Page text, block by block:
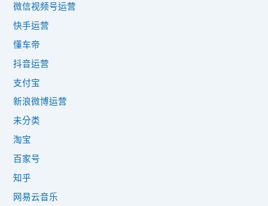
微信视频号运营
快手运营
懂车帝
抖音运营
支付宝
新浪微博运营
未分类
淘宝
百家号
知乎
网易云音乐